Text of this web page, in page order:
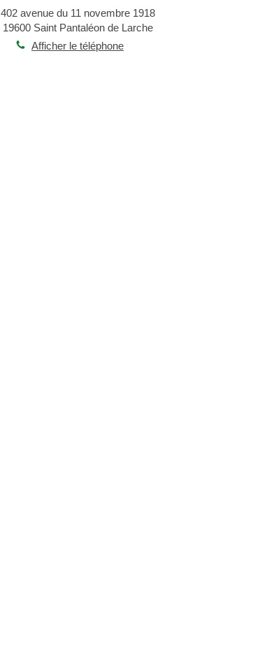
402 avenue du 11 novembre 1918
19600 Saint Pantaléon de Larche
Afficher le téléphone